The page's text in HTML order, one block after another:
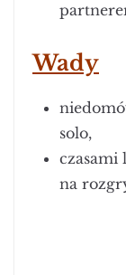
Wady
solo,
czasami
na